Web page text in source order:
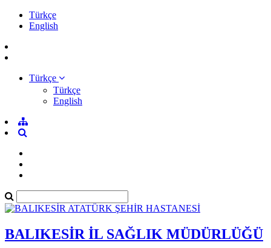
Türkçe
English
Türkçe
Türkçe
English
BALIKESİR İL SAĞLIK MÜDÜRLÜĞÜ